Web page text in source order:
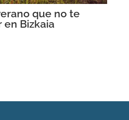
que no te
Bizkaia